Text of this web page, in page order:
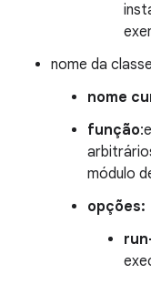
nome da
nome
função
módulo
opções: